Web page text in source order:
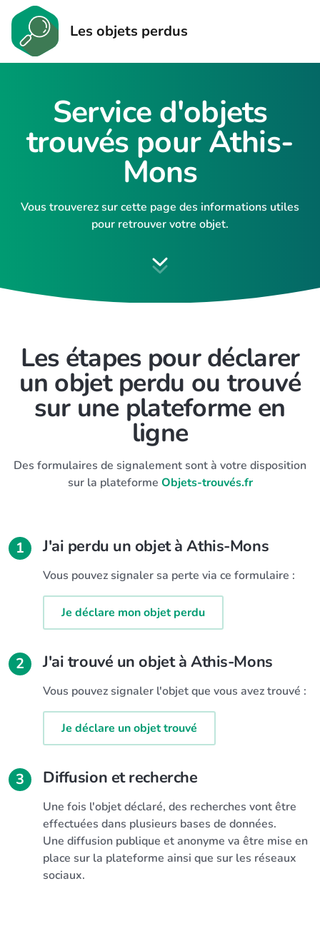
Les objets perdus
Service d'objets
trouvés pour Athis-
Mons
Vous trouverez sur cette page des informations utiles
pour retrouver votre objet.
Les étapes pour déclarer
un objet perdu ou trouvé
sur une plateforme en
ligne
Des formulaires de signalement sont à votre disposition
sur la plateforme Objets-trouvés.fr
1 J'ai perdu un objet à Athis-Mons
Vous pouvez signaler sa perte via ce formulaire :
Je déclare mon objet perdu
2 J'ai trouvé un objet à Athis-Mons
Vous pouvez signaler l'objet que vous avez trouvé :
Je déclare un objet trouvé
3 Diffusion et recherche
Une fois l'objet déclaré, des recherches vont être
effectuées dans plusieurs bases de données.
Une diffusion publique et anonyme va être mise en
place sur la plateforme ainsi que sur les réseaux
sociaux.